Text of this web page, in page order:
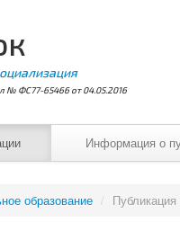
№ ФС77-65466 от 04.05.2016
Информация о
образование /